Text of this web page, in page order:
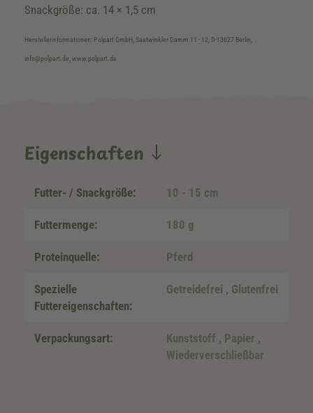
Snackgröße: ca. 14 × 1,5 cm
Herstellerinformationen: Polpart GmbH, Saatwinkler Damm 11 - 12, D-13627 Berlin,
info@polpart.de, www.polpart.de
Eigenschaften
Futter- / Snackgröße: 10 - 15 cm
Futtermenge: 180 g
Proteinquelle: Pferd
Spezielle
Futtereigenschaften:
Getreidefrei , Glutenfrei
Verpackungsart: Kunststoff , Papier ,
Wiederverschließbar